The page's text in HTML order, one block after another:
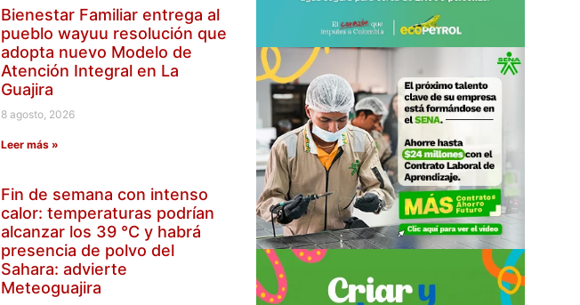
Bienestar Familiar entrega al
pueblo wayuu resolución que
adopta nuevo Modelo de
Atención Integral en La
Guajira
8 agosto, 2026
Leer más »
Fin de semana con intenso
calor: temperaturas podrían
alcanzar los 39 °C y habrá
presencia de polvo del
Sahara: advierte
Meteoguajira